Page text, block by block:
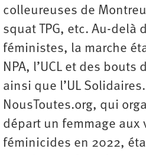
colleureuses de
squat TPG, etc. Au-delà
féministes, la marche
NPA, l’UCL et des bouts
ainsi que l’UL
NousToutes.org, qui
départ un femmage aux
féminicides en 2022,